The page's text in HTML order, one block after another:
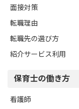
面接対策
転職理由
転職先の選び方
紹介サービス利用
保育士の働き方
看護師